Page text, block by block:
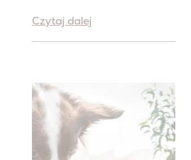
Czytaj dalej